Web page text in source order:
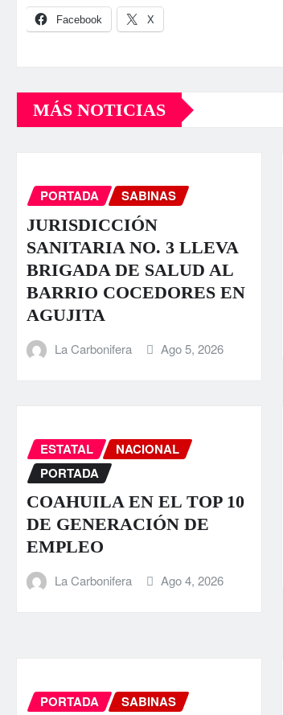
Facebook X
MÁS NOTICIAS
PORTADA SABINAS
JURISDICCIÓN
SANITARIA NO. 3 LLEVA
BRIGADA DE SALUD AL
BARRIO COCEDORES EN
AGUJITA
La Carbonifera Ago 5, 2026
ESTATAL
NACIONAL
PORTADA
COAHUILA EN EL TOP 10
DE GENERACIÓN DE
EMPLEO
La Carbonifera Ago 4, 2026
PORTADA
SABINAS